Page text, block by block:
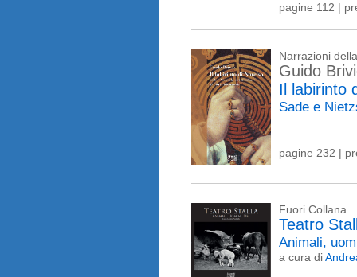
pagine 112 |
Narrazioni
Guido
Il labirinto
Sade e
pagine 232 |
Fuori Collana
Teatro
Animali,
a cura di